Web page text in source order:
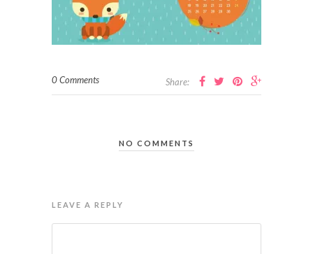
0 Comments Share:
NO COMMENTS
LEAVE A REPLY